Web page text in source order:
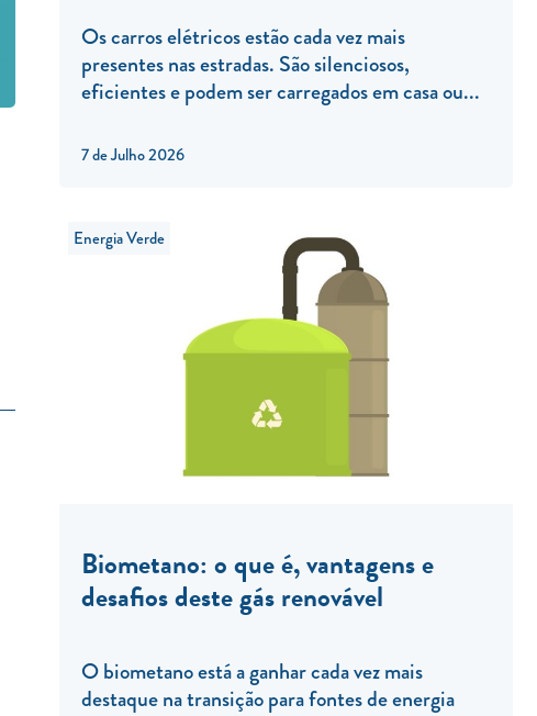
7 de Julho 2026
Os carros elétricos estão cada vez mais
presentes nas estradas. São silenciosos,
eficientes e podem ser carregados em casa ou...
Energia Verde
Biometano: o que é, vantagens e
desafios deste gás renovável
O biometano está a ganhar cada vez mais
destaque na transição para fontes de energia